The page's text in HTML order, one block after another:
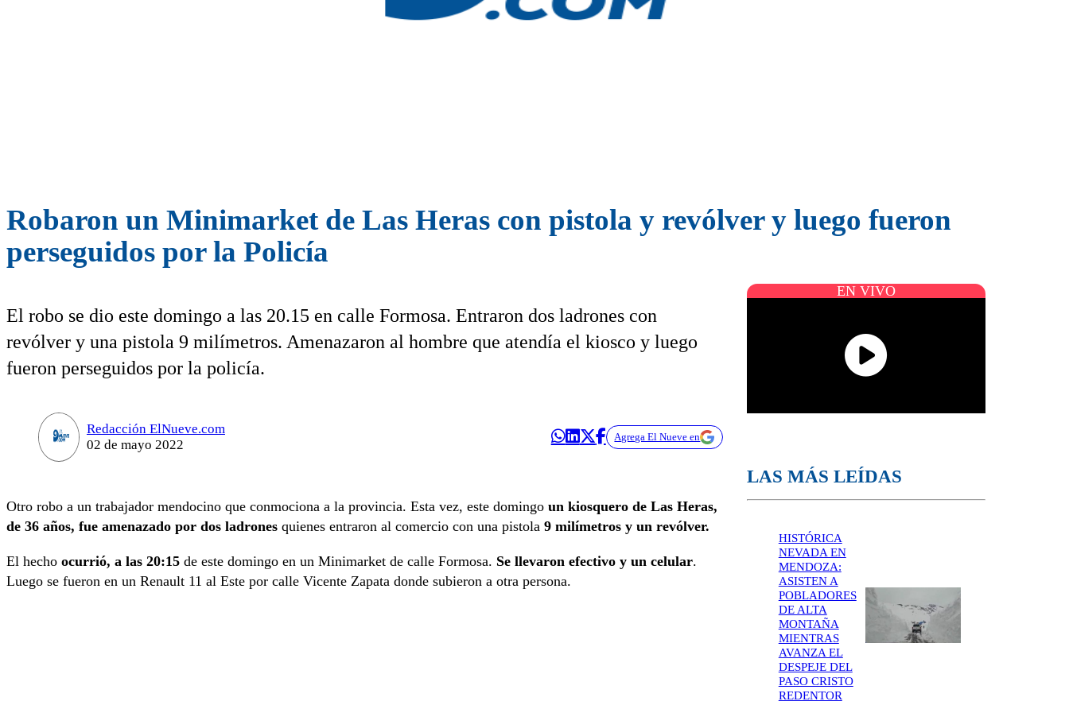
Robaron un Minimarket de Las Heras con pistola y revólver y luego fueron
perseguidos por la Policía
El robo se dio este domingo a las 20.15 en calle Formosa. Entraron dos ladrones con
revólver y una pistola 9 milímetros. Amenazaron al hombre que atendía el kiosco y luego
fueron perseguidos por la policía.
Redacción ElNueve.com
02 de mayo 2022
Agrega El Nueve en
Otro robo a un trabajador mendocino que conmociona a la provincia. Esta vez, este domingo un kiosquero de Las Heras,
de 36 años, fue amenazado por dos ladrones quienes entraron al comercio con una pistola 9 milímetros y un revólver.
El hecho ocurrió, a las 20:15 de este domingo en un Minimarket de calle Formosa. Se llevaron efectivo y un celular.
Luego se fueron en un Renault 11 al Este por calle Vicente Zapata donde subieron a otra persona.
EN VIVO
LAS MÁS LEÍDAS
HISTÓRICA
NEVADA EN
MENDOZA:
ASISTEN A
POBLADORES
DE ALTA
MONTAÑA
MIENTRAS
AVANZA EL
DESPEJE DEL
PASO CRISTO
REDENTOR